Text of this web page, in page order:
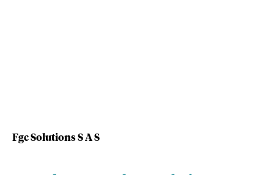
Fgc Solutions S A S